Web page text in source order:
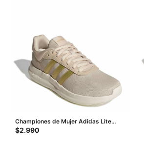
Championes de Mujer Adidas Lite
Racer 4.0 - Beige - Dorado
$2.990